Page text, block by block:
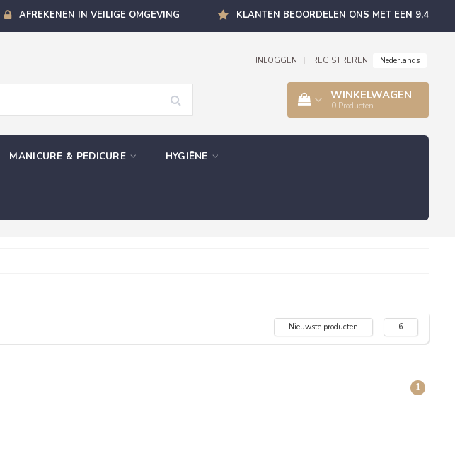
AFREKENEN IN VEILIGE OMGEVING KLANTEN BEOORDELEN ONS MET EEN 9,4
INLOGGEN REGISTREREN Nederlands
WINKELWAGEN
0 Producten
MANICURE & PEDICURE HYGIËNE
Nieuwste producten 6
1